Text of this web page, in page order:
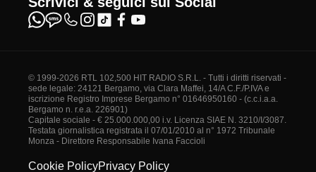
© 1999-2026 RTL 102,500 HIT RADIO S.R.L. - Tutti i diritti riservati -
sede legale: 24121 Bergamo, via Clara Maffei, 14/A C.F./P.IVA e
iscrizione Registro Imprese Bergamo n° 01646950160 - (c.c.i.a.a.
Bergamo n. r.e.a. 226901)
Capitale sociale - € 25.000.000,00 i.v. Licenza SIAE N. 3210/I/3087.
Testata giornalistica registrata il 07/01/2010 al n° 1972 Tribunale
Monza - Direttore Responsabile Ivana Faccioli
Cookie PolicyPrivacy Policy